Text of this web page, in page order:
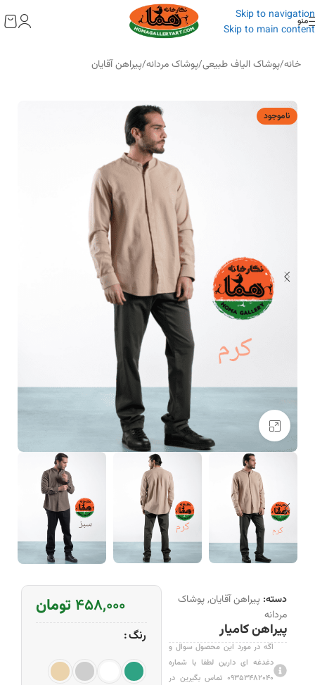
محتوا
Skip to navigation
Skip to main content
منو
خانه/پوشاک الیاف طبیعی/پوشاک مردانه/پیراهن آقایان
ناموجود
بزرگنمایی تصویر
دسته: پیراهن آقایان,پوشاک
مردانه
پیراهن کامیار
اگه در مورد این محصول سوال و
دغدغه ای دارین لطفا با شماره
۰۹۳۵۳۴۸۲۰۴۰ تماس بگیرین در
۴۵۸,۰۰۰ تومان
رنگ